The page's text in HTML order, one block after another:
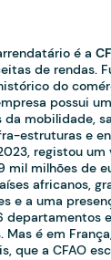
é a
de rendas.
do
possui
da mobilidade,
estruturas e
registou
mil milhões de
africanos,
e a uma
departamentos
Mas é em
que a CFAO